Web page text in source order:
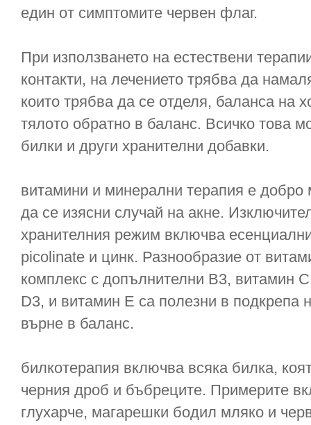
един от симптомите червен флаг.
При използването на естествени
контакти, на лечението трябва да
които трябва да се отделя, баланса на
тялото обратно в баланс. Всичко това
билки и други хранителни добавки.
витамини и минерални терапия е добро
да се изясни случай на акне.
хранителния режим включва
picolinate и цинк. Разнообразие от
комплекс с допълнителни B3, витамин
D3, и витамин Е са полезни в подкрепа
върне в баланс.
билкотерапия включва всяка билка,
черния дроб и бъбреците. Примерите
глухарче, магарешки бодил мляко и